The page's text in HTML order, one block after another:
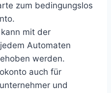
zum bedingungslos
mit der
Automaten
werden.
auch für
und